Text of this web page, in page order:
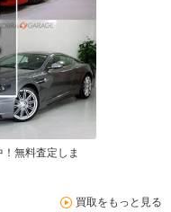
無料査定しま
買取をもっと見る